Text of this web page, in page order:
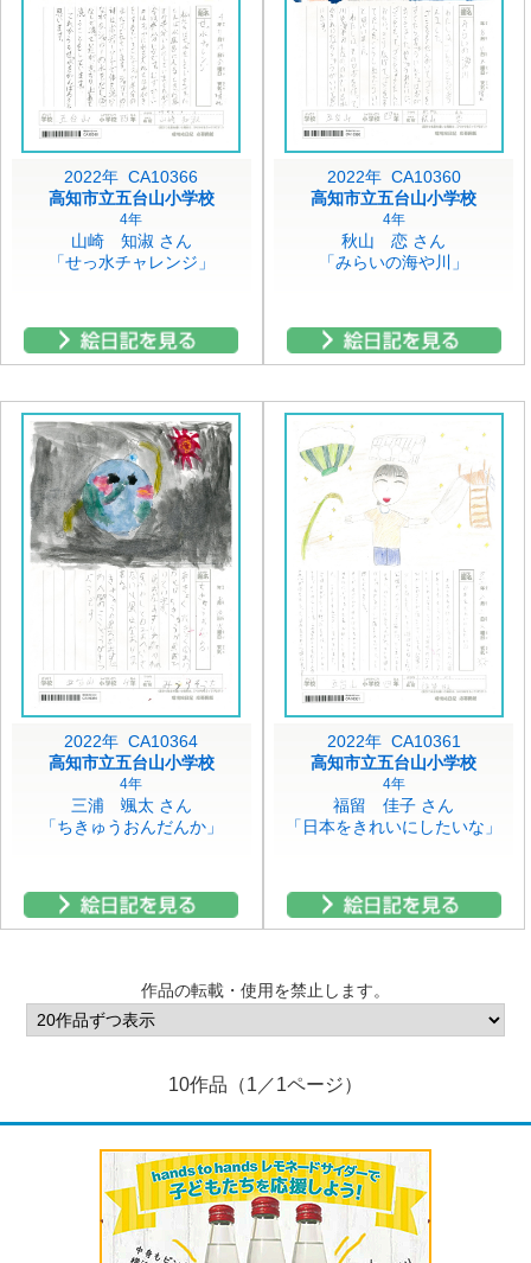
2022年 CA10366
高知市立五台山小学校
4年
山崎 知淑 さん
「せっ水チャレンジ」
2022年 CA10360
高知市立五台山小学校
4年
秋山 恋 さん
「みらいの海や川」
2022年 CA10364
高知市立五台山小学校
4年
三浦 颯太 さん
「ちきゅうおんだんか」
2022年 CA10361
高知市立五台山小学校
4年
福留 佳子 さん
「日本をきれいにしたいな」
作品の転載・使用を禁止します。
10作品（1／1ページ）